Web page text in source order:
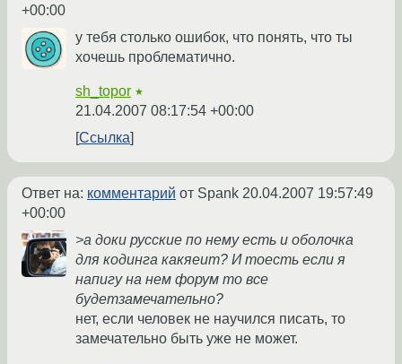
+00:00
у тебя столько ошибок, что понять, что ты
хочешь проблематично.
sh_topor ★
21.04.2007 08:17:54 +00:00
Ссылка
Ответ на: комментарий от Spank 20.04.2007 19:57:49
+00:00
>а доки русские по нему есть и оболочка
для кодинга какяеит? И тоесть если я
напигу на нем форум то все
будетзамечательно?
нет, если человек не научился писать, то
замечательно быть уже не может.